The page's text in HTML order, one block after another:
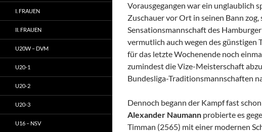
Vorausgegangen war ein unglaublich
Zuschauer vor Ort in seinen Bann
Sensationsmannschaft des
vermutlich auch wegen des
für das letzte Wochenende noch
zumindest die Vize-Meisterschaft
Bundesliga-Traditionsmannschaften
Dennoch begann der Kampf fast
Alexander Naumann probierte es
Timman (2565) mit einer modernen
I. FRAUEN
II. FRAUEN
U20W – DVM
U20-1
U20-2
U20-3
U16 – NSV